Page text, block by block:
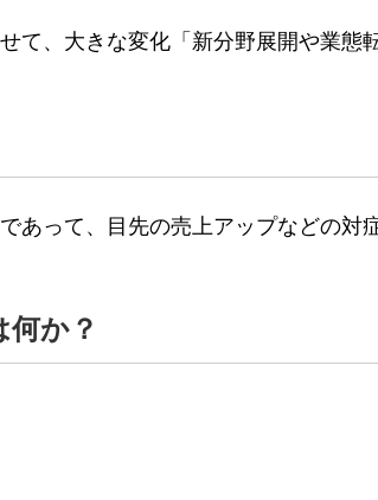
、大きな変化「新分野展開や業態
あって、目先の売上アップなどの対
何か？